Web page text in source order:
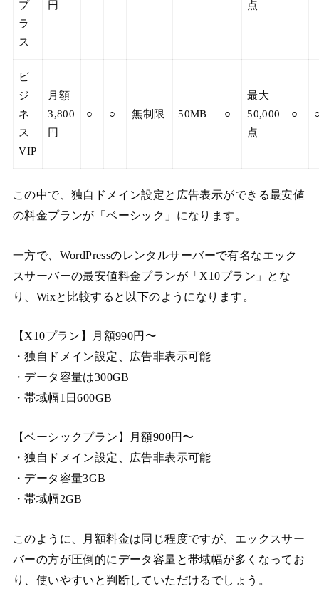
プ
ラ
ス
円
点
ビ
ジ
ネ
ス
VIP
月額
3,800
円
○ ○ 無制限 50MB ○
最大
50,000
点
○
この中で、独自ドメイン設定と広告表示ができる最安値
の料金プランが「ベーシック」になります。
一方で、WordPressのレンタルサーバーで有名なエック
スサーバーの最安値料金プランが「X10プラン」とな
り、Wixと比較すると以下のようになります。
【X10プラン】月額990円〜
・独自ドメイン設定、広告非表示可能
・データ容量は300GB
・帯域幅1日600GB
【ベーシックプラン】月額900円〜
・独自ドメイン設定、広告非表示可能
・データ容量3GB
・帯域幅2GB
このように、月額料金は同じ程度ですが、エックスサー
バーの方が圧倒的にデータ容量と帯域幅が多くなってお
り、使いやすいと判断していただけるでしょう。